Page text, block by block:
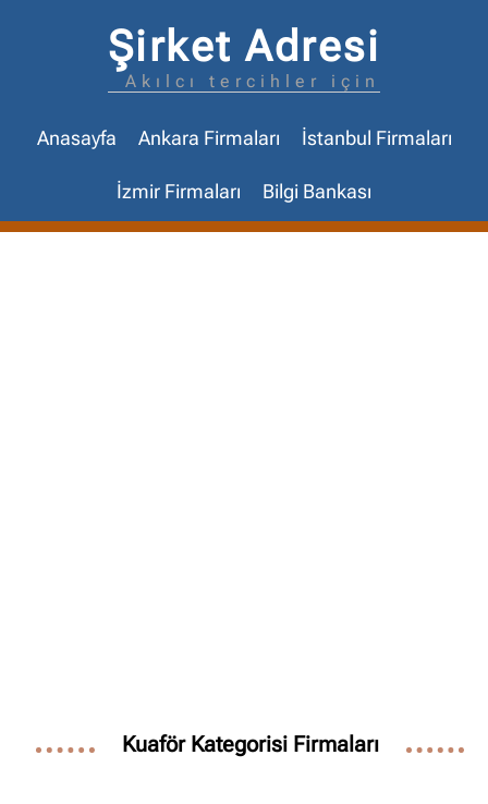
Şirket Adresi
Akılcı tercihler için
Anasayfa Ankara Firmaları İstanbul Firmaları
İzmir Firmaları Bilgi Bankası
Kuaför Kategorisi Firmaları